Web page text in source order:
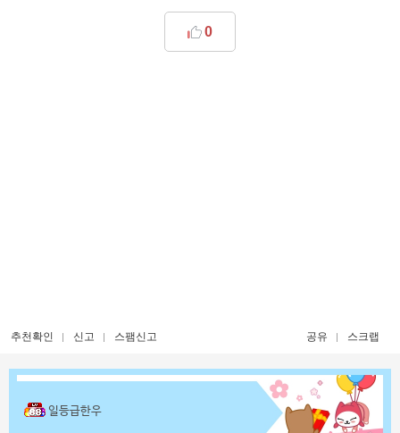
0
추천확인 신고 스팸신고 공유 스크랩
일등급한우